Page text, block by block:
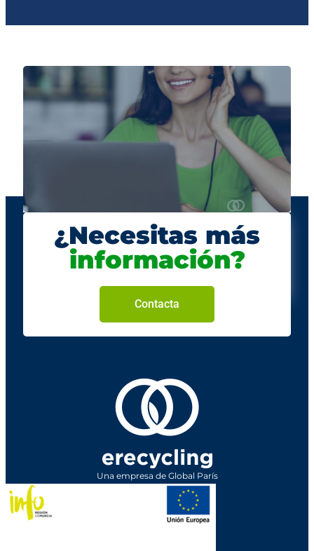
¿Necesitas más
información?
Contacta
Una empresa de Global París